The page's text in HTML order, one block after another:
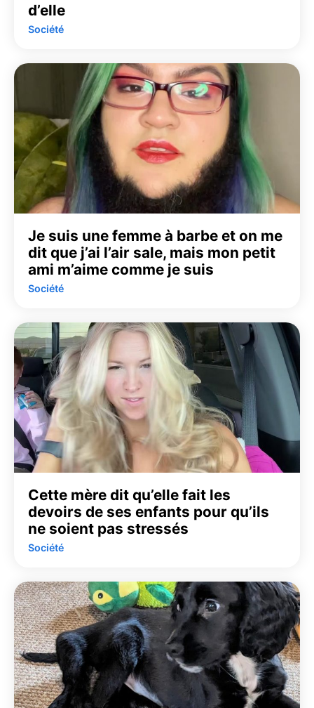
d’elle
Société
Je suis une femme à barbe et on me
dit que j’ai l’air sale, mais mon petit
ami m’aime comme je suis
Société
Cette mère dit qu’elle fait les
devoirs de ses enfants pour qu’ils
ne soient pas stressés
Société